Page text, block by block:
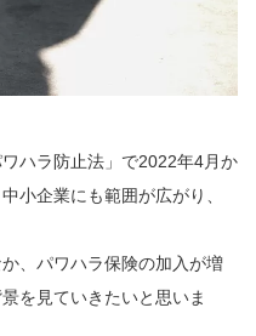
ハラ防止法」で2022年4月か
小企業にも範囲が広がり、
、パワハラ保険の加入が増
を見ていきたいと思いま